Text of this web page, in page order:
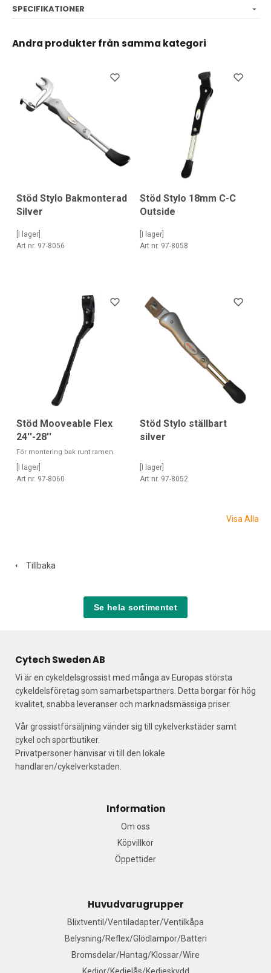
SPECIFIKATIONER
Andra produkter från samma kategori
Stöd Stylo Bakmonterad
Silver
[I lager]
Art nr. 97-8056
Stöd Stylo 18mm C-C
Outside
[I lager]
Art nr. 97-8058
Stöd Mooveable Flex
24''-28''
För montering bak runt ramen.
[I lager]
Art nr. 97-8060
Stöd Stylo ställbart
silver
[I lager]
Art nr. 97-8052
Visa Alla
Tillbaka
Se hela sortimentet
Cytech Sweden AB
Vi är en cykeldelsgrossist med många av Europas största
cykeldelsföretag som samarbetspartners. Detta borgar för hög
kvalitet, snabba leveranser och marknadsmässiga priser.
Vår grossistförsäljning vänder sig till cykelverkstäder samt
cykel och sportbutiker.
Privatpersoner hänvisar vi till den lokale
handlaren/cykelverkstaden.
Information
Om oss
Köpvillkor
Öppettider
Huvudvarugrupper
Blixtventil/Ventiladapter/Ventilkåpa
Belysning/Reflex/Glödlampor/Batteri
Bromsdelar/Hantag/Klossar/Wire